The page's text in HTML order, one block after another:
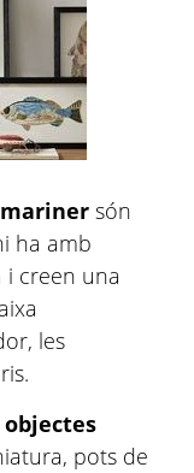
són
ha amb
i creen una
les
pots de